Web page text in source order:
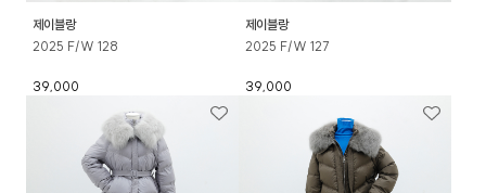
제이블랑
2025 F/W 128
39,000
제이블랑
2025 F/W 127
39,000